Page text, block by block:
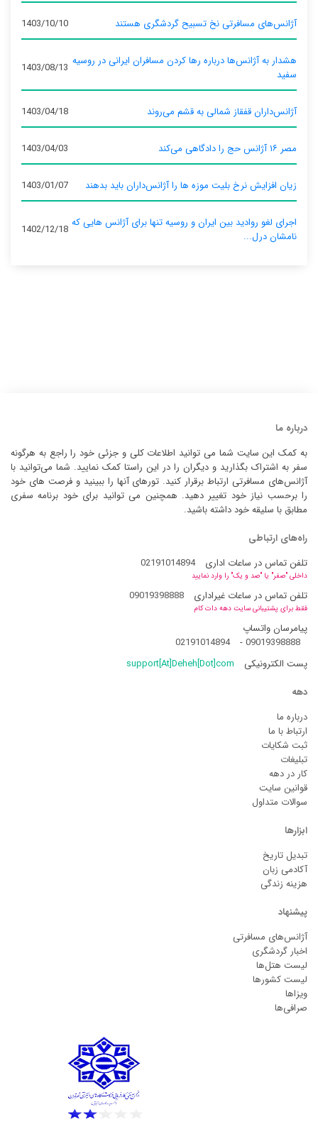
آژانس‌های مسافرتی نخ تسبیح گردشگری هستند 1403/10/10
هشدار به آژانس‌ها درباره رها کردن مسافران ایرانی در روسیه
سفید
1403/08/13
آژانس‌داران قفقاز شمالی به قشم می‌روند 1403/04/18
مصر ۱۶ آژانس حج را دادگاهی می‌کند 1403/04/03
زیان افزایش نرخ بلیت موزه ها را آژانس‌داران باید بدهند 1403/01/07
اجرای لغو روادید بین ایران و روسیه تنها برای آژانس‌ هایی که
نامشان درل...
1402/12/18
درباره ما
به کمک این سایت شما می توانید اطلاعات کلی و جزئی خود را راجع به هرگونه
سفر به اشتراک بگذارید و دیگران را در این راستا کمک نمایید. شما می‌توانید با
آژانس‌های مسافرتی ارتباط برقرار کنید. تورهای آنها را ببینید و فرصت های خود
را برحسب نیاز خود تغییر دهید. همچنین می توانید برای خود برنامه سفری
مطابق با سلیقه خود داشته باشید.
راه‌های ارتباطی
تلفن تماس در ساعات اداری
02191014894
داخلی "صفر" یا "صد و یک" را وارد نمایید
تلفن تماس در ساعات غیراداری 09019398888
فقط برای پشتیبانی سایت دهه دات کام
پیامرسان واتساپ
09019398888
-
02191014894
پست الکترونیکی
support[At]Deheh[Dot]com
دهه
درباره ما
ارتباط با ما
ثبت شکایات
تبلیغات
کار در دهه
قوانین سایت
سوالات متداول
ابزارها
تبدیل تاریخ
آکادمی زبان
هزینه زندگی
پیشنهاد
آژانس‌های مسافرتی
اخبار گردشگری
لیست هتل‌ها
لیست کشورها
ویزاها
صرافی‌ها